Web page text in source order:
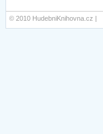
© 2010 HudebniKnihovna.cz |